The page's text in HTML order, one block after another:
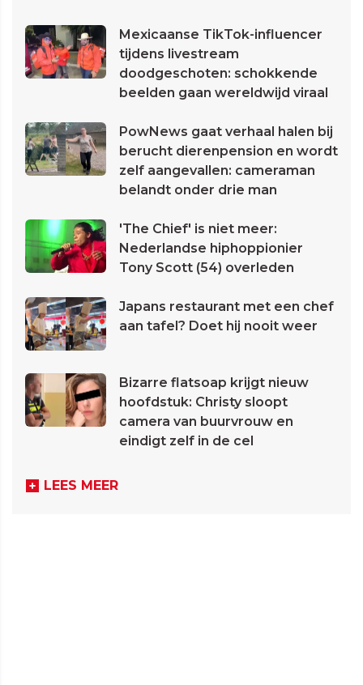
Mexicaanse TikTok-influencer
tijdens livestream
doodgeschoten: schokkende
beelden gaan wereldwijd viraal
PowNews gaat verhaal halen bij
berucht dierenpension en wordt
zelf aangevallen: cameraman
belandt onder drie man
'The Chief' is niet meer:
Nederlandse hiphoppionier
Tony Scott (54) overleden
Japans restaurant met een chef
aan tafel? Doet hij nooit weer
Bizarre flatsoap krijgt nieuw
hoofdstuk: Christy sloopt
camera van buurvrouw en
eindigt zelf in de cel
LEES MEER